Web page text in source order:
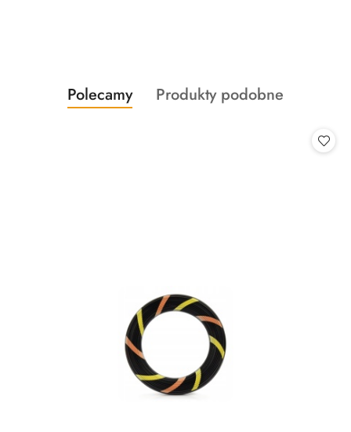
Pomiń karuzelę produktów
Produkty
o
Polecamy
Produkty
Produkty podobne